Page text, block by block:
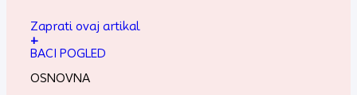
Zaprati ovaj artikal
+
BACI POGLED
OSNOVNA